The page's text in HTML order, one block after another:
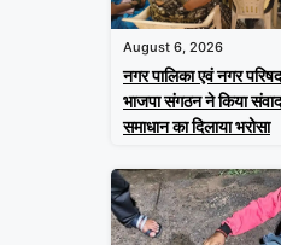
August 6, 2026
नगर पालिका एवं नगर परिषद
भाजपा संगठन ने किया
समाधान का दिलाया भरोसा